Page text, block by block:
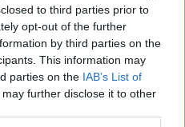
to third parties prior to
opt-out of the further
by third parties on the
This information may
parties on the IAB’s List of
may further disclose it to other